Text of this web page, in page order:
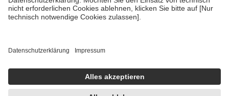
• Untersuchungen zur Vorsorge und Früherkennung, die von der
GKV getragen werden
Einholung von Bewertungen. Trusted Shops hat Maßnahmen
getroffen, um sicherzustellen, dass es sich um echte Bewertungen
handelt. Mehr Informationen findest du hier: